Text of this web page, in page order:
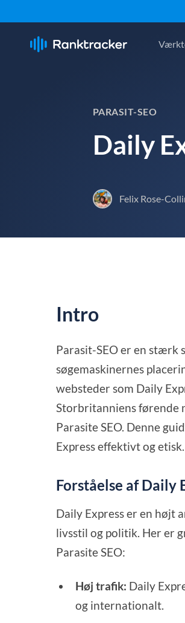
PARASIT-SEO
Daily
Felix Rose-
Intro
Parasit-SEO er en
søgemaskinernes
websteder som Daily
Storbritanniens førende
Parasite SEO. Denne
Express effektivt og etisk.
Forståelse af
Daily Express er en højt
livsstil og politik. Her er
Parasite SEO:
Høj trafik: Daily
og internationalt.